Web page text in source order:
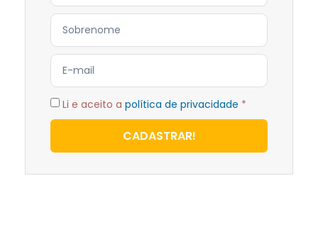
Li e aceito a política de privacidade *
CADASTRAR!